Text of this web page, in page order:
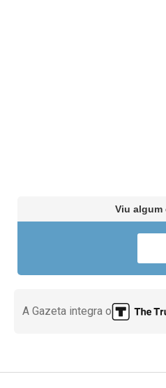
Viu algum
A Gazeta integra o